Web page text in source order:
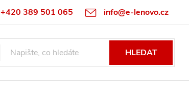
+420 389 501 065 info@e-lenovo.cz
HLEDAT